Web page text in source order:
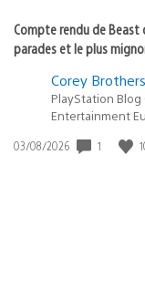
Compte rendu de Beast
parades et le plus
Corey
PlayStation
Entertainment
Date
03/08/2026 1